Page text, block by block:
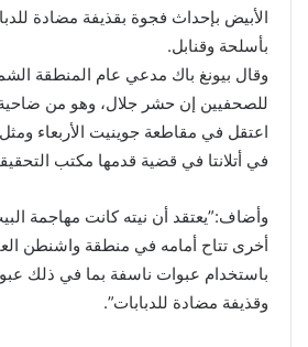
الأبيض بإحداث فجوة بقذيفة مضادة
بأسلحة وقنابل.
وقال بيونغ باك مدعي عام المنطقة
للصحفيين إن حشر جلال، وهو من ضاحية
اعتقل في مقاطعة جوينيت الأربعاء
في أتلانتا في قضية قدمها مكتب
وأضاف:”يعتقد أن نيته كانت مهاجمة
أخرى تتاح أمامه في منطقة واشنطن
باستخدام عبوات ناسفة بما في ذلك
وقذيفة مضادة للدبابات”.